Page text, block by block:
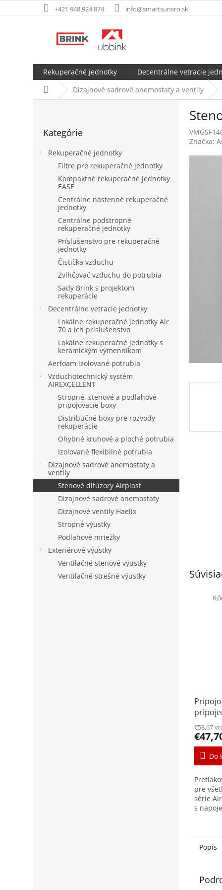
na
+421 948 924 874 info@smartsunsro.sk
Rekuperačné jednotky Decentrálne vetracie
DomovDizajnové sadrové anemostaty a ventily
kategórie
Kategórie
Rekuperačné jednotky
Filtre pre rekuperačné jednotky
Kompaktné rekuperačné jednotky
EASE
Centrálne nástenné rekuperačné
jednotky
Centrálne podstropné
rekuperačné jednotky
Príslušenstvo pre rekuperačné
jednotky
Čistička vzduchu
Zvlhčovač vzduchu do potrubia
Sady Brink s projektom
rekuperácie
Decentrálne vetracie jednotky
Lokálne rekuperačné jednotky Air
70 a ich príslušenstvo
Lokálne rekuperačné jednotky s
keramickým výmenníkom
Aerfoam izolované potrubia
Vzduchotechnický systém
AIREXCELLENT
Stropné, stenové a podlahové
pripojovacie boxy
Distribučné boxy pre rozvody
rekuperácie
Ohybné kruhové a ploché potrubia
Izolované flexibilné potrubia
Dizajnové sadrové anemostaty a
ventily
Stenové difúzory Airplast
Dizajnové sadrové anemostaty
Dizajnové ventily Haelix
Stropné výustky
Podlahové mriežky
Exteriérové výustky
Ventilačné stenové výustky
Ventilačné strešné výustky
Značka:
€58,67
Do
pre
série
s
Popis